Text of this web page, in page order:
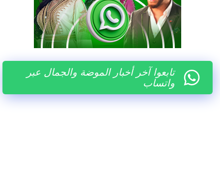
تابعوا آخر أخبار الموضة والجمال عبر
واتساب